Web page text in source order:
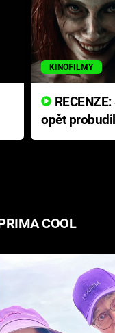
KINOFILMY
opět
přichází s
COOL